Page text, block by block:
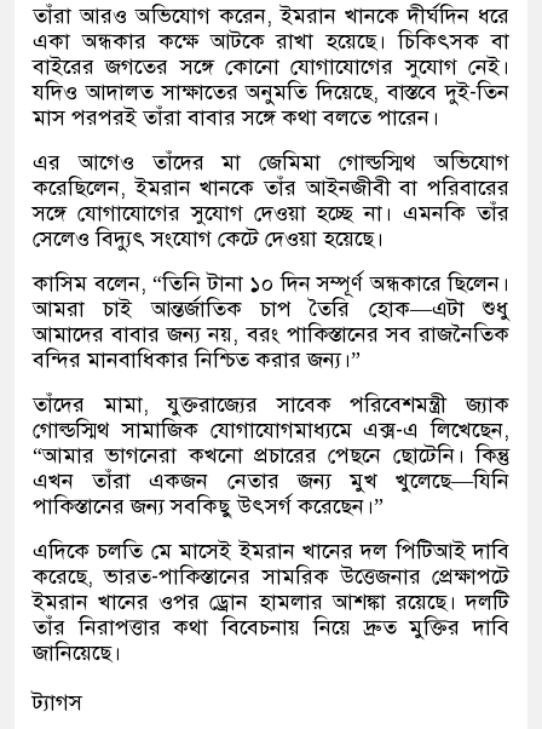
তাঁরা আরও অভিযোগ করেন, ইমরান খানকে দীর্ঘদিন ধরে
একা অন্ধকার কক্ষে আটকে রাখা হয়েছে। চিকিৎসক বা
বাইরের জগতের সঙ্গে কোনো যোগাযোগের সুযোগ নেই।
যদিও আদালত সাক্ষাতের অনুমতি দিয়েছে, বাস্তবে দুই-তিন
মাস পরপরই তাঁরা বাবার সঙ্গে কথা বলতে পারেন।
এর আগেও তাঁদের মা জেমিমা গোল্ডস্মিথ অভিযোগ
করেছিলেন, ইমরান খানকে তাঁর আইনজীবী বা পরিবারের
সঙ্গে যোগাযোগের সুযোগ দেওয়া হচ্ছে না। এমনকি তাঁর
সেলেও বিদ্যুৎ সংযোগ কেটে দেওয়া হয়েছে।
কাসিম বলেন, “তিনি টানা ১০ দিন সম্পূর্ণ অন্ধকারে ছিলেন।
আমরা চাই আন্তর্জাতিক চাপ তৈরি হোক—এটা শুধু
আমাদের বাবার জন্য নয়, বরং পাকিস্তানের সব রাজনৈতিক
বন্দির মানবাধিকার নিশ্চিত করার জন্য।”
তাঁদের মামা, যুক্তরাজ্যের সাবেক পরিবেশমন্ত্রী জ্যাক
গোল্ডস্মিথ সামাজিক যোগাযোগমাধ্যমে এক্স-এ লিখেছেন,
“আমার ভাগনেরা কখনো প্রচারের পেছনে ছোটেনি। কিন্তু
এখন তাঁরা একজন নেতার জন্য মুখ খুলেছে—যিনি
পাকিস্তানের জন্য সবকিছু উৎসর্গ করেছেন।”
এদিকে চলতি মে মাসেই ইমরান খানের দল পিটিআই দাবি
করেছে, ভারত-পাকিস্তানের সামরিক উত্তেজনার প্রেক্ষাপটে
ইমরান খানের ওপর ড্রোন হামলার আশঙ্কা রয়েছে। দলটি
তাঁর নিরাপত্তার কথা বিবেচনায় নিয়ে দ্রুত মুক্তির দাবি
জানিয়েছে।
ট্যাগস